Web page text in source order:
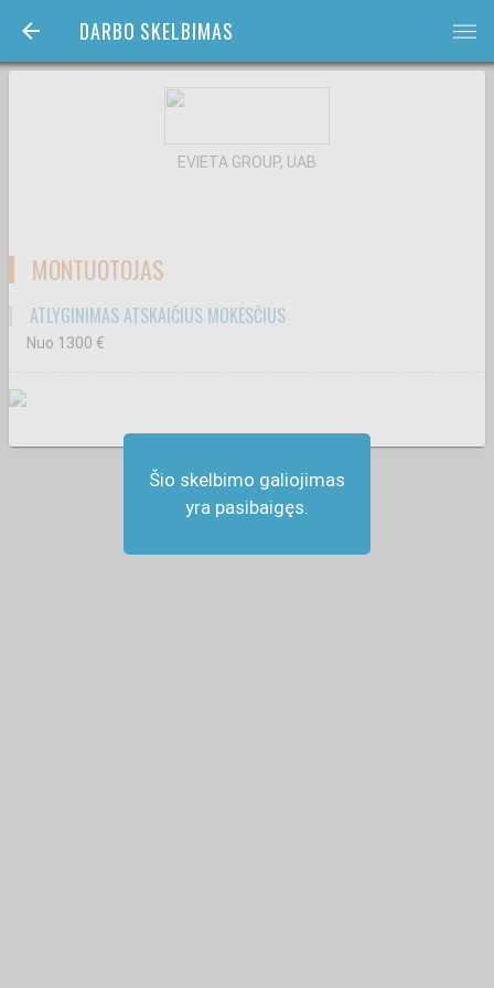
DARBO SKELBIMAS bars
Šio skelbimo galiojimas
yra pasibaigęs.
EVIETA GROUP, UAB
MONTUOTOJAS
ATLYGINIMAS ATSKAIČIUS MOKESČIUS
Nuo 1300 €